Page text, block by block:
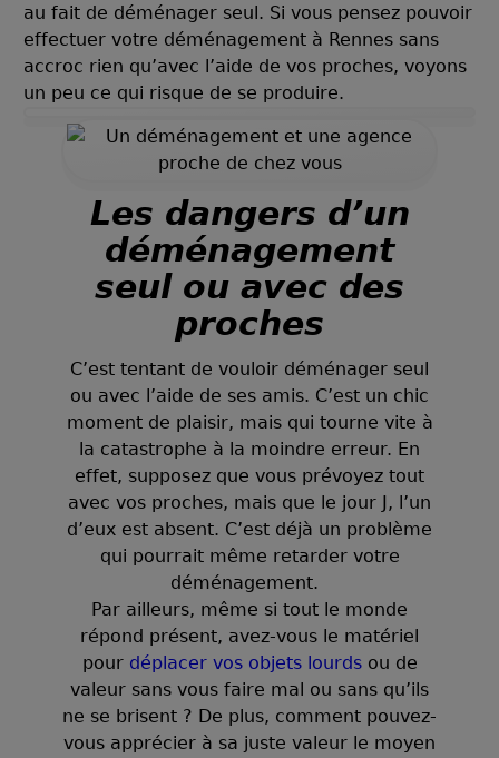
au fait de déménager seul. Si vous pensez pouvoir
effectuer votre déménagement à Rennes sans
accroc rien qu’avec l’aide de vos proches, voyons
un peu ce qui risque de se produire.
Les dangers d’un
déménagement
seul ou avec des
proches
C’est tentant de vouloir déménager seul
ou avec l’aide de ses amis. C’est un chic
moment de plaisir, mais qui tourne vite à
la catastrophe à la moindre erreur. En
effet, supposez que vous prévoyez tout
avec vos proches, mais que le jour J, l’un
d’eux est absent. C’est déjà un problème
qui pourrait même retarder votre
déménagement.
Par ailleurs, même si tout le monde
répond présent, avez-vous le matériel
pourdéplacer vos objets lourds ou de
valeur sans vous faire mal ou sans qu’ils
ne se brisent ? De plus, comment pouvez-
vous apprécier à sa juste valeur le moyen